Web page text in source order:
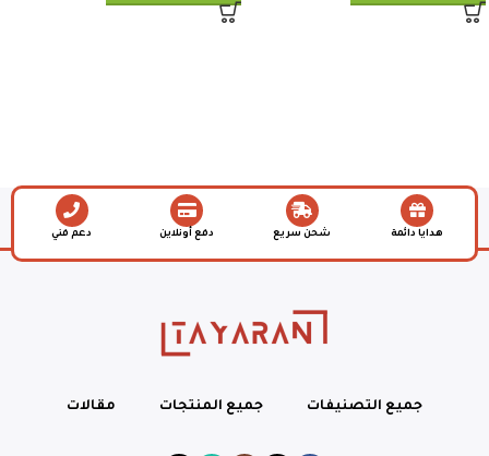
هدايا دائمة شحن سريع دفع أونلاين دعم فني
جميع التصنيفات جميع المنتجات مقالات